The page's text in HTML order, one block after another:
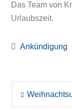
Das Team von
Urlaubszeit.
Ankündigung